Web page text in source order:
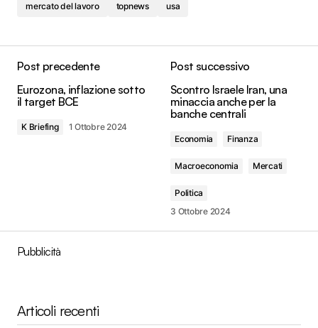
mercato del lavoro
topnews usa
Post precedente
Eurozona, inflazione sotto
il target BCE
K Briefing 1 Ottobre 2024
Post successivo
Scontro Israele Iran, una
minaccia anche per la
banche centrali
Economia Finanza
Macroeconomia Mercati
Politica
3 Ottobre 2024
Pubblicità
Articoli recenti